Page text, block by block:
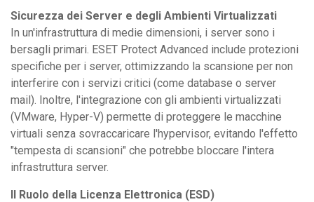
Sicurezza dei Server e degli Ambienti Virtualizzati
In un'infrastruttura di medie dimensioni, i server sono i
bersagli primari. ESET Protect Advanced include protezioni
specifiche per i server, ottimizzando la scansione per non
interferire con i servizi critici (come database o server
mail). Inoltre, l'integrazione con gli ambienti virtualizzati
(VMware, Hyper-V) permette di proteggere le macchine
virtuali senza sovraccaricare l'hypervisor, evitando l'effetto
"tempesta di scansioni" che potrebbe bloccare l'intera
infrastruttura server.
Il Ruolo della Licenza Elettronica (ESD)